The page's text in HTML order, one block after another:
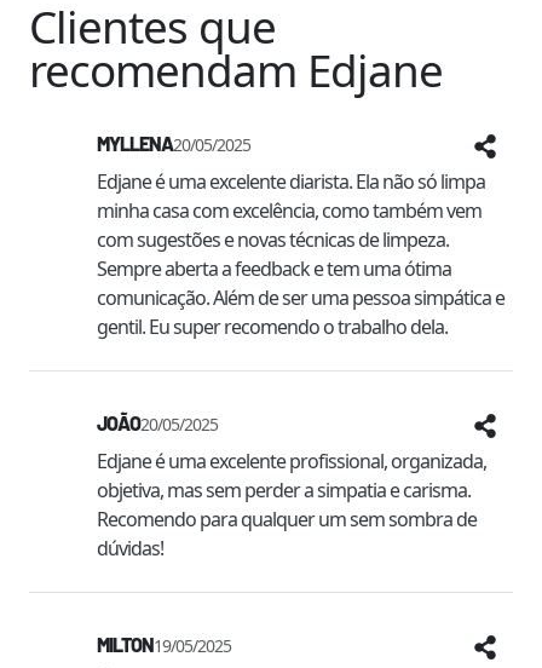
Clientes que
recomendam Edjane
MYLLENA20/05/2025
Edjane é uma excelente diarista. Ela não só limpa
minha casa com excelência, como também vem
com sugestões e novas técnicas de limpeza.
Sempre aberta a feedback e tem uma ótima
comunicação. Além de ser uma pessoa simpática e
gentil. Eu super recomendo o trabalho dela.
JOÃO20/05/2025
Edjane é uma excelente profissional, organizada,
objetiva, mas sem perder a simpatia e carisma.
Recomendo para qualquer um sem sombra de
dúvidas!
MILTON19/05/2025